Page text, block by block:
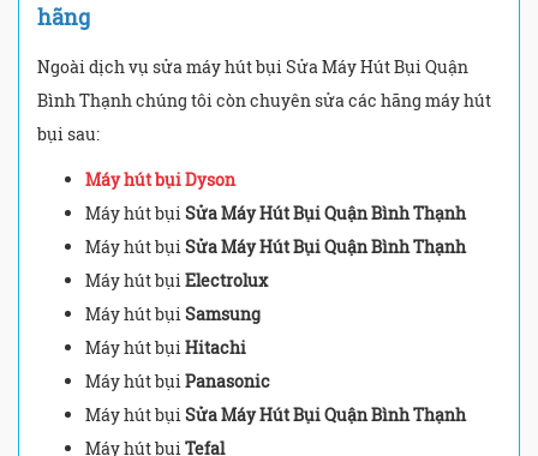
hãng
Ngoài dịch vụ sửa máy hút bụi Sửa Máy Hút Bụi Quận
Bình Thạnh chúng tôi còn chuyên sửa các hãng máy hút
bụi sau:
Máy hút bụi Dyson
Máy hút bụi Sửa Máy Hút Bụi Quận Bình Thạnh
Máy hút bụi Sửa Máy Hút Bụi Quận Bình Thạnh
Máy hút bụi Electrolux
Máy hút bụi Samsung
Máy hút bụi Hitachi
Máy hút bụi Panasonic
Máy hút bụi Sửa Máy Hút Bụi Quận Bình Thạnh
Máy hút bụi Tefal